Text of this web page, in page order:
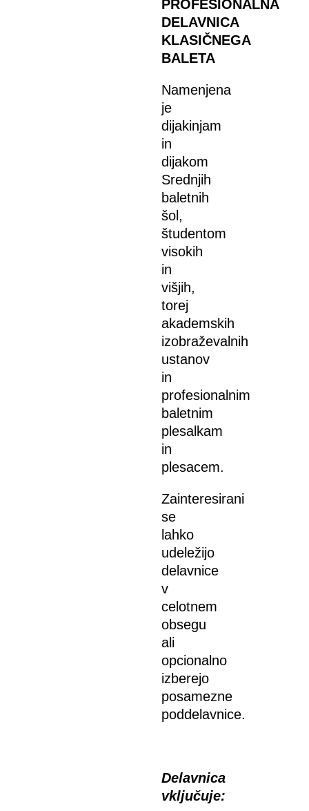
PROFESIONALNA
DELAVNICA
KLASIČNEGA
BALETA
Namenjena
je
dijakinjam
in
dijakom
Srednjih
baletnih
šol,
študentom
visokih
in
višjih,
torej
akademskih
izobraževalnih
ustanov
in
profesionalnim
baletnim
plesalkam
in
plesacem.
Zainteresirani
se
lahko
udeležijo
delavnice
v
celotnem
obsegu
ali
opcionalno
izberejo
posamezne
poddelavnice.
Delavnica
vključuje: